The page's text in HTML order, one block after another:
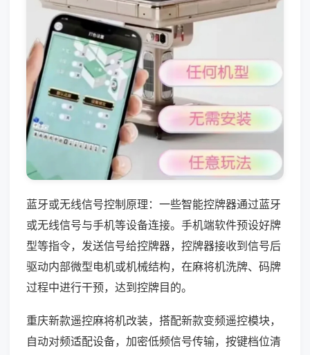
蓝牙或无线信号控制原理：一些智能控牌器通过蓝牙
或无线信号与手机等设备连接。手机端软件预设好牌
型等指令，发送信号给控牌器，控牌器接收到信号后
驱动内部微型电机或机械结构，在麻将机洗牌、码牌
过程中进行干预，达到控牌目的。
重庆新款遥控麻将机改装，搭配新款变频遥控模块，
自动对频适配设备，加密低频信号传输，按键档位清